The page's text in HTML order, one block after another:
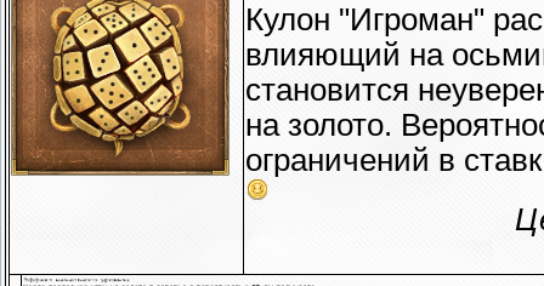
Кулон "Игроман"
влияющий на
становится
на золото.
ограничений в